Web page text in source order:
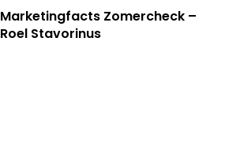
Marketingfacts Zomercheck –
Roel Stavorinus